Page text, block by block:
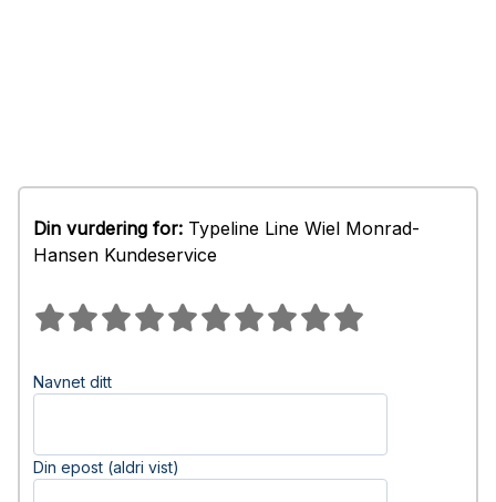
Din vurdering for: Typeline Line Wiel Monrad-
Hansen Kundeservice
Navnet ditt
Din epost (aldri vist)